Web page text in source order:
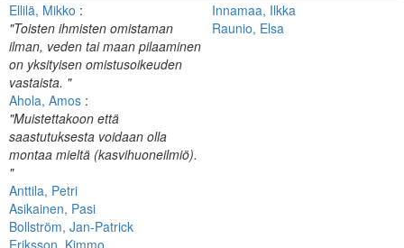
Ellilä, Mikko :
"Toisten ihmisten omistaman
ilman, veden tai maan pilaaminen
on yksityisen omistusoikeuden
vastaista. "
Ahola, Amos :
"Muistettakoon että
saastutuksesta voidaan olla
montaa mieltä (kasvihuoneilmiö).
"
Anttila, Petri
Asikainen, Pasi
Bollström, Jan-Patrick
Eriksson, Kimmo
Innamaa, Ilkka
Raunio, Elsa